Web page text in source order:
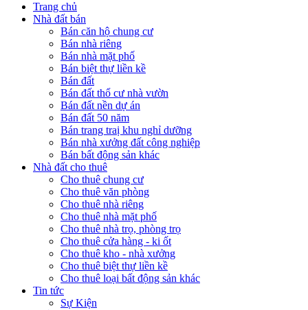
Trang chủ
Nhà đất bán
Bán căn hộ chung cư
Bán nhà riêng
Bán nhà mặt phố
Bán biệt thự liền kề
Bán đất
Bán đất thổ cư nhà vườn
Bán đất nền dự án
Bán đất 50 năm
Bán trang traị khu nghỉ dưỡng
Bán nhà xưởng đất công nghiệp
Bán bất động sản khác
Nhà đất cho thuê
Cho thuê chung cư
Cho thuê văn phòng
Cho thuê nhà riêng
Cho thuê nhà mặt phố
Cho thuê nhà trọ, phòng trọ
Cho thuê cửa hàng - ki ốt
Cho thuê kho - nhà xưởng
Cho thuê biệt thự liền kề
Cho thuê loại bất động sản khác
Tin tức
Sự Kiện